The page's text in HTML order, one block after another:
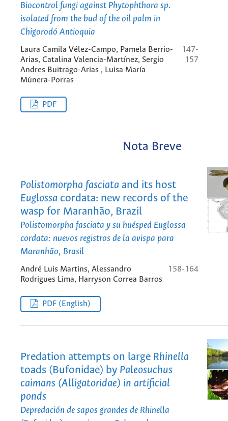
Biocontrol fungi against Phytophthora sp.
isolated from the bud of the oil palm in
Chigorodó Antioquia
Laura Camila Vélez-Campo, Pamela Berrio-
Arias, Catalina Valencia-Martínez, Sergio
Andres Buitrago-Arias , Luisa María
Múnera-Porras
147-
157
PDF
Nota Breve
Polistomorpha fasciata and its host
Euglossa cordata: new records of the
wasp for Maranhão, Brazil
Polistomorpha fasciata y su huésped Euglossa
cordata: nuevos registros de la avispa para
Maranhão, Brasil
André Luis Martins, Alessandro
Rodrigues Lima, Harryson Correa Barros
158-164
PDF (English)
Predation attempts on large Rhinella
toads (Bufonidae) by Paleosuchus
caimans (Alligatoridae) in artificial
ponds
Depredación de sapos grandes de Rhinella